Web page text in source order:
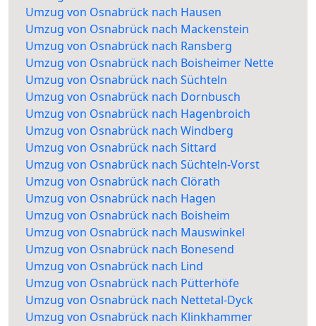
Umzug von Osnabrück nach Hausen
Umzug von Osnabrück nach Mackenstein
Umzug von Osnabrück nach Ransberg
Umzug von Osnabrück nach Boisheimer Nette
Umzug von Osnabrück nach Süchteln
Umzug von Osnabrück nach Dornbusch
Umzug von Osnabrück nach Hagenbroich
Umzug von Osnabrück nach Windberg
Umzug von Osnabrück nach Sittard
Umzug von Osnabrück nach Süchteln-Vorst
Umzug von Osnabrück nach Clörath
Umzug von Osnabrück nach Hagen
Umzug von Osnabrück nach Boisheim
Umzug von Osnabrück nach Mauswinkel
Umzug von Osnabrück nach Bonesend
Umzug von Osnabrück nach Lind
Umzug von Osnabrück nach Pütterhöfe
Umzug von Osnabrück nach Nettetal-Dyck
Umzug von Osnabrück nach Klinkhammer